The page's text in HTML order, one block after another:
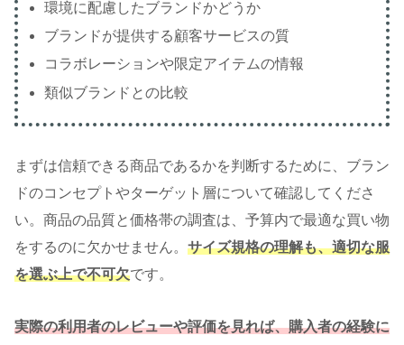
環境に配慮したブランドかどうか
ブランドが提供する顧客サービスの質
コラボレーションや限定アイテムの情報
類似ブランドとの比較
まずは信頼できる商品であるかを判断するために、ブラン
ドのコンセプトやターゲット層について確認してくださ
い。商品の品質と価格帯の調査は、予算内で最適な買い物
をするのに欠かせません。 サイズ規格の理解も、適切な服
を選ぶ上で不可欠です。
実際の利用者のレビューや評価を見れば、購入者の経験に